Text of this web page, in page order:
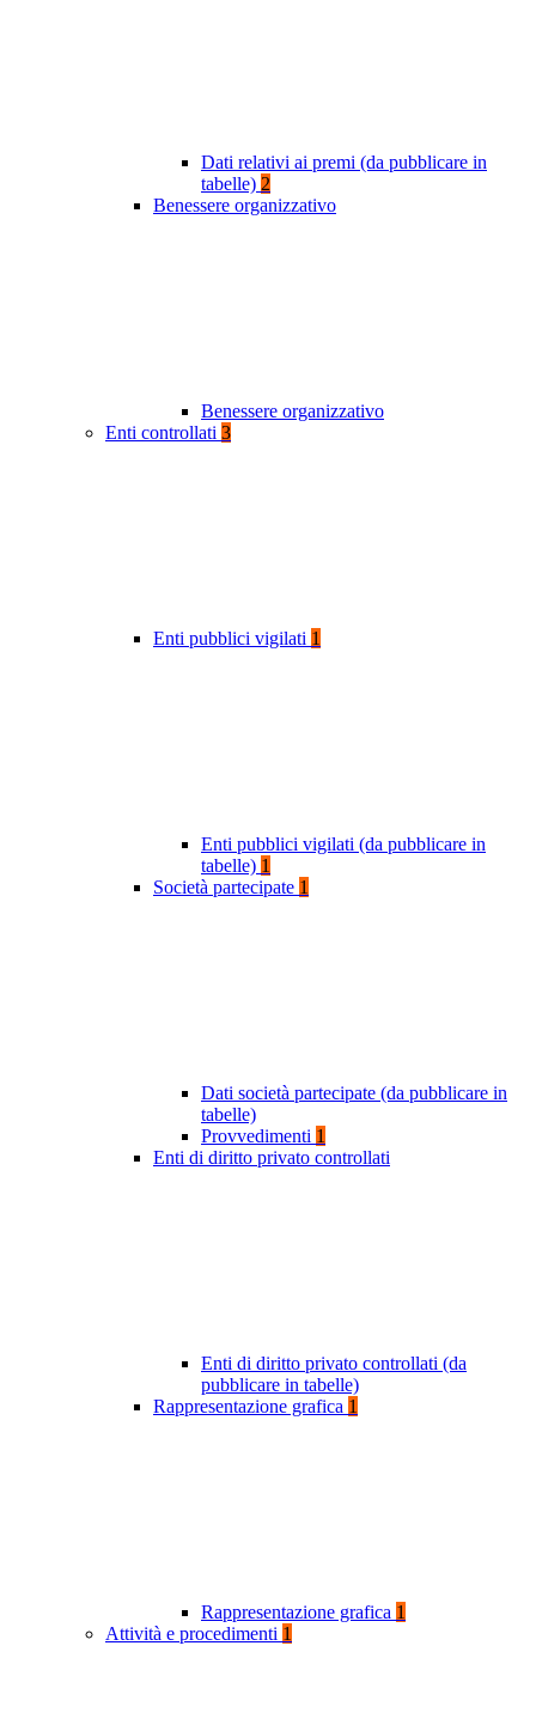
Dati relativi ai premi (da pubblicare in
tabelle) 2
Benessere organizzativo
Benessere organizzativo
Enti controllati 3
Enti pubblici vigilati 1
Enti pubblici vigilati (da pubblicare in
tabelle) 1
Società partecipate 1
Dati società partecipate (da pubblicare in
tabelle)
Provvedimenti 1
Enti di diritto privato controllati
Enti di diritto privato controllati (da
pubblicare in tabelle)
Rappresentazione grafica 1
Rappresentazione grafica 1
Attività e procedimenti 1